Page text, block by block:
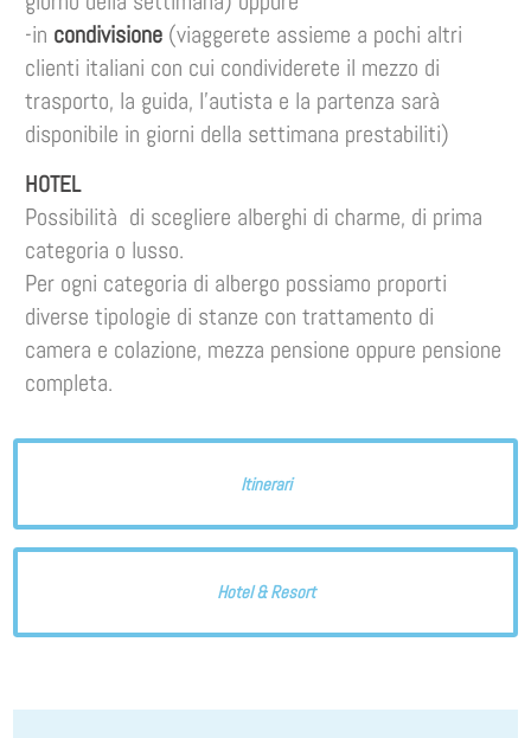
-in condivisione (viaggerete assieme a pochi altri
clienti italiani con cui condividerete il mezzo di
trasporto, la guida, l’autista e la partenza sarà
disponibile in giorni della settimana prestabiliti)
HOTEL
Possibilità di scegliere alberghi di charme, di prima
categoria o lusso.
Per ogni categoria di albergo possiamo proporti
diverse tipologie di stanze con trattamento di
camera e colazione, mezza pensione oppure pensione
completa.
Itinerari
Hotel & Resort